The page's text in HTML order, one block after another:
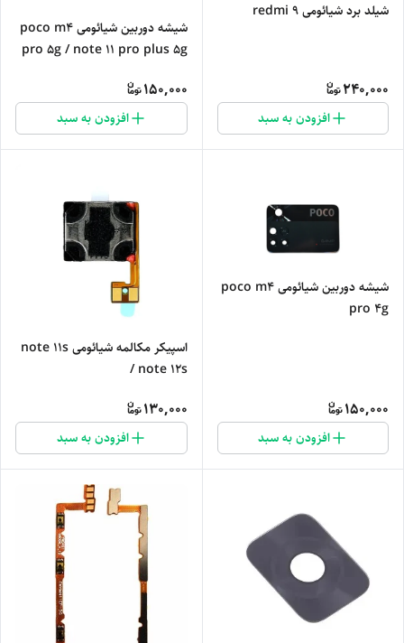
شیلد برد شیائومی redmi 9
240,000
افزودن به سبد
شیشه دوربین شیائومی poco m4
pro 5g / note 11 pro plus 5g
150,000
افزودن به سبد
شیشه دوربین شیائومی poco m4
pro 4g
150,000
افزودن به سبد
اسپیکر مکالمه شیائومی note 11s
/ note 12s
130,000
افزودن به سبد